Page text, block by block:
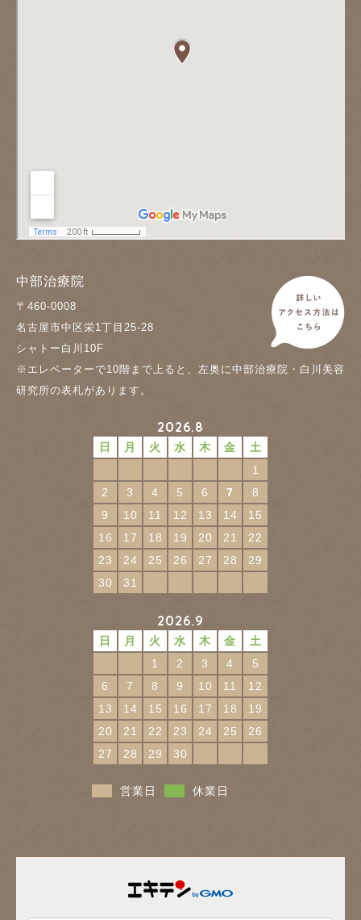
中部治療院
〒460-0008
名古屋市中区栄1丁目25-28
シャトー白川10F
※エレベーターで10階まで上ると、左奥に中部治療院・白川美容
研究所の表札があります。
2026.8
日 月 火 水 木 金
土
1
2
3 4 5 6 7
8
9
10 11 12 13 14
15
16
17 18 19 20 21
22
23
24 25 26 27 28
29
30
31
2026.9
日 月 火 水 木 金
土
1
2 3 4
5
6
7 8 9 10 11
12
13
14 15 16 17 18
19
20
21 22 23 24 25
26
27
28 29 30
営業日 休業日